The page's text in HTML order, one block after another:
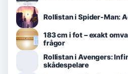
Rollistan i Spider-Man:
183 cm i fot – exakt
frågor
Rollistan i Avengers:
skådespelare